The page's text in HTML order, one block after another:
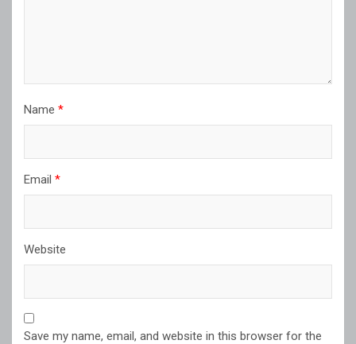
Name *
Email *
Website
Save my name, email, and website in this browser for the